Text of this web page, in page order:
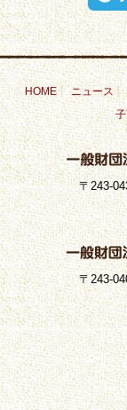
HOME ニュース
〒243-
〒243-